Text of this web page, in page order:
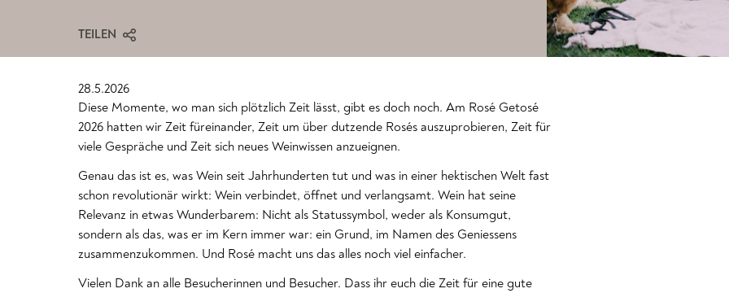
TEILEN
28.5.2026
Diese Momente, wo man sich plötzlich Zeit lässt, gibt es doch noch. Am Rosé Getosé
2026 hatten wir Zeit füreinander, Zeit um über dutzende Rosés auszuprobieren, Zeit für
viele Gespräche und Zeit sich neues Weinwissen anzueignen.
Genau das ist es, was Wein seit Jahrhunderten tut und was in einer hektischen Welt fast
schon revolutionär wirkt: Wein verbindet, öffnet und verlangsamt. Wein hat seine
Relevanz in etwas Wunderbarem: Nicht als Statussymbol, weder als Konsumgut,
sondern als das, was er im Kern immer war: ein Grund, im Namen des Geniessens
zusammenzukommen. Und Rosé macht uns das alles noch viel einfacher.
Vielen Dank an alle Besucherinnen und Besucher. Dass ihr euch die Zeit für eine gute